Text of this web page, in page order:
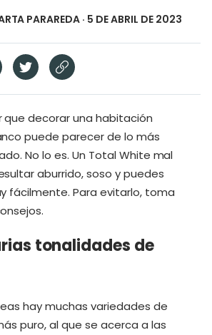
PARAREDA · 5 DE ABRIL DE 2023
que decorar una habitación
puede parecer de lo más
No lo es. Un Total White mal
aburrido, soso y puedes
fácilmente. Para evitarlo, toma
tonalidades de
hay muchas variedades de
puro, al que se acerca a las